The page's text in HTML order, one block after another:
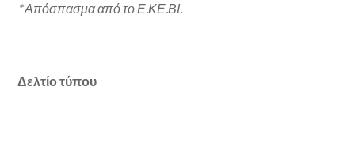
* Απόσπασμα από το Ε.ΚΕ.ΒΙ.
Δελτίο τύπου